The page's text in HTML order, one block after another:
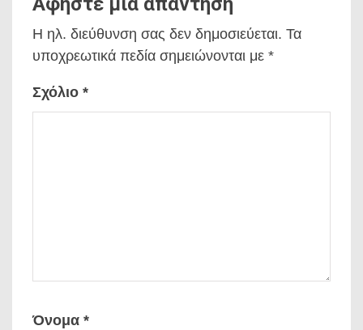
Η ηλ. διεύθυνση σας δεν δημοσιεύεται. Τα
υποχρεωτικά πεδία σημειώνονται με *
Σχόλιο *
Όνομα *